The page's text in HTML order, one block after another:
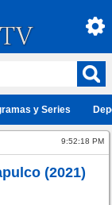
y Series
9:52:18 PM
(2021)